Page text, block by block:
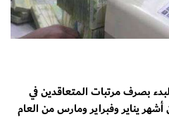
بصرف مرتبات المتعاقدين في
يناير وفبراير ومارس من العام